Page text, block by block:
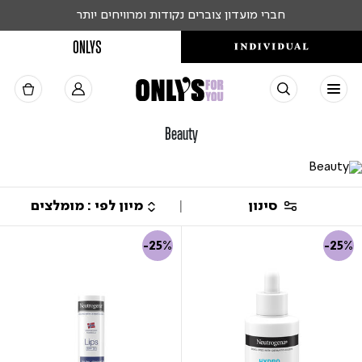
חברי מועדון צוברים נקודות ומרוויחים יותר
ONLYS
Beauty
סינון
-25%
-25%